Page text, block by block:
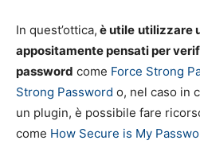
In quest’ottica, è utile utilizzare
appositamente pensati per
password come Force Strong
Strong Password o, nel caso in
un plugin, è possibile fare
come How Secure is My